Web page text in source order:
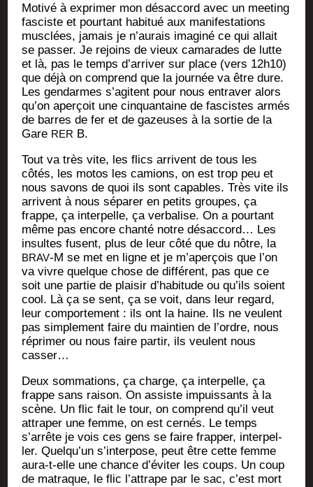
Moti­vé à expri­mer mon désac­cord avec un mee­ting
fas­ciste et pour­tant habi­tué aux mani­fes­ta­tions
mus­clées, jamais je n’aurais ima­gi­né ce qui allait
se pas­ser. Je rejoins de vieux cama­rades de lutte
et là, pas le temps d’arriver sur place (vers 12h10)
que déjà on com­prend que la jour­née va être dure.
Les gen­darmes s’agitent pour nous entra­ver alors
qu’on aper­çoit une cin­quan­taine de fas­cistes armés
de barres de fer et de gazeuses à la sor­tie de la
Gare RER B.
Tout va très vite, les flics arrivent de tous les
côtés, les motos les camions, on est trop peu et
nous savons de quoi ils sont capables. Très vite ils
arrivent à nous sépa­rer en petits groupes, ça
frappe, ça inter­pelle, ça ver­ba­lise. On a pour­tant
même pas encore chan­té notre désac­cord… Les
insultes fusent, plus de leur côté que du nôtre, la
BRAV-M se met en ligne et je m’aperçois que l’on
va vivre quelque chose de dif­fé­rent, pas que ce
soit une par­tie de plai­sir d’habitude ou qu’ils soient
cool. Là ça se sent, ça se voit, dans leur regard,
leur com­por­te­ment : ils ont la haine. Ils ne veulent
pas sim­ple­ment faire du main­tien de l’ordre, nous
répri­mer ou nous faire par­tir, ils veulent nous
casser…
Deux som­ma­tions, ça charge, ça inter­pelle, ça
frappe sans rai­son. On assiste impuis­sants à la
scène. Un flic fait le tour, on com­prend qu’il veut
attra­per une femme, on est cer­nés. Le temps
s’arrête je vois ces gens se faire frap­per, inter­pel­
ler. Quelqu’un s’interpose, peut être cette femme
aura-t-elle une chance d’éviter les coups. Un coup
de matraque, le flic l’attrape par le sac, c’est mort